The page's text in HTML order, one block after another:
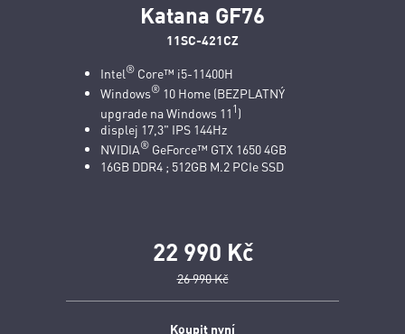
Katana GF76
11SC-421CZ
Intel®Core™ i5-11400H
Windows®10 Home (BEZPLATNÝ
upgrade na Windows 11 1 )
displej 17,3" IPS 144Hz
NVIDIA®GeForce™ GTX 1650 4GB
16GB DDR4 ; 512GB M.2 PCIe SSD
22 990 Kč
26 990 Kč
Koupit nyní